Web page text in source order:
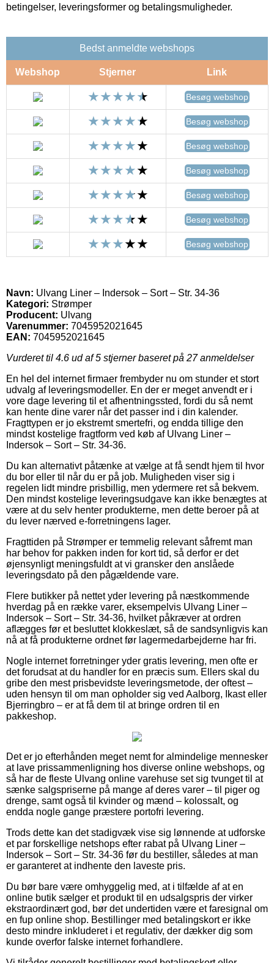
betingelser, leveringsformer og betalingsmuligheder.
Bedst anmeldte webshops
Webshop Stjerner Link
Besøg webshop
Besøg webshop
Besøg webshop
Besøg webshop
Besøg webshop
Besøg webshop
Besøg webshop
Navn: Ulvang Liner – Indersok – Sort – Str. 34-36
Kategori: Strømper
Producent: Ulvang
Varenummer: 7045952021645
EAN: 7045952021645
Vurderet til 4.6 ud af 5 stjerner baseret på 27anmeldelser
En hel del internet firmaer frembyder nu om stunder et stort
udvalg af leveringsmodeller. En der er meget anvendt er i
vore dage levering til et afhentningssted, fordi du så nemt
kan hente dine varer når det passer ind i din kalender.
Fragttypen er jo ekstremt smertefri, og endda tillige den
mindst kostelige fragtform ved køb af Ulvang Liner –
Indersok – Sort – Str. 34-36.
Du kan alternativt påtænke at vælge at få sendt hjem til hvor
du bor eller til når du er på job. Muligheden viser sig i
regelen lidt mindre prisbillig, men ydermere ret så bekvem.
Den mindst kostelige leveringsudgave kan ikke benægtes at
være at du selv henter produkterne, men dette beroer på at
du lever nærved e-forretningens lager.
Fragttiden på Strømper er temmelig relevant såfremt man
har behov for pakken inden for kort tid, så derfor er det
øjensynligt meningsfuldt at vi gransker den anslåede
leveringsdato på den pågældende vare.
Flere butikker på nettet yder levering på næstkommende
hverdag på en række varer, eksempelvis Ulvang Liner –
Indersok – Sort – Str. 34-36, hvilket påkræver at ordren
aflægges før et besluttet klokkeslæt, så de sandsynligvis kan
nå at få produkterne ordnet før lagermedarbejderne har fri.
Nogle internet forretninger yder gratis levering, men ofte er
det forudsat at du handler for en præcis sum. Ellers skal du
gribe den mest prisbevidste leveringsmetode, der oftest –
uden hensyn til om man opholder sig ved Aalborg, Ikast eller
Bjerringbro – er at få dem til at bringe ordren til en
pakkeshop.
Det er jo efterhånden meget nemt for almindelige mennesker
at lave prissammenligning hos diverse online webshops, og
så har de fleste Ulvang online varehuse set sig tvunget til at
sænke salgspriserne på mange af deres varer – til piger og
drenge, samt også til kvinder og mænd – kolossalt, og
endda nogle gange præstere portofri levering.
Trods dette kan det stadigvæk vise sig lønnende at udforske
et par forskellige netshops efter rabat på Ulvang Liner –
Indersok – Sort – Str. 34-36 før du bestiller, således at man
er garanteret at indhente den laveste pris.
Du bør bare være omhyggelig med, at i tilfælde af at en
online butik sælger et produkt til en udsalgspris der virker
ekstraordinært god, bør det undertiden være et faresignal om
en fup online shop. Bestillinger med betalingskort er ikke
desto mindre inkluderet i et regulativ, der dækker dig som
kunde overfor falske internet forhandlere.